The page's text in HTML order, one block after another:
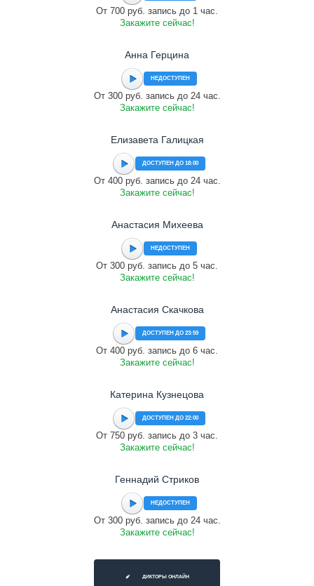
От 700 руб. запись до 1 час.
Закажите сейчас!
Анна Герцина
НЕДОСТУПЕН
От 300 руб. запись до 24 час.
Закажите сейчас!
Елизавета Галицкая
ДОСТУПЕН ДО 18:00
От 400 руб. запись до 24 час.
Закажите сейчас!
Анастасия Михеева
НЕДОСТУПЕН
От 300 руб. запись до 5 час.
Закажите сейчас!
Анастасия Скачкова
ДОСТУПЕН ДО 23:59
От 400 руб. запись до 6 час.
Закажите сейчас!
Катерина Кузнецова
ДОСТУПЕН ДО 22:00
От 750 руб. запись до 3 час.
Закажите сейчас!
Геннадий Стриков
НЕДОСТУПЕН
От 300 руб. запись до 24 час.
Закажите сейчас!
ДИКТОРЫ ОНЛАЙН